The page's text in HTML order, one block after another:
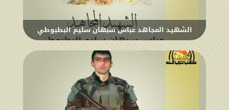
الشهيد المجاهد عباس سبهان سليم البطبوطي